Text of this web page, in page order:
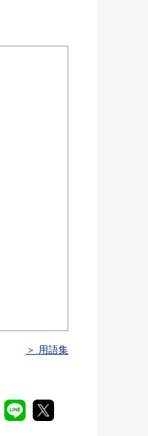
＞ 用語集